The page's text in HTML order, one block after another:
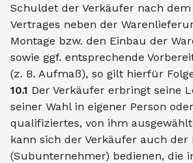
Schuldet der Verkäufer nach
Vertrages neben der
Montage bzw. den Einbau der
sowie ggf. entsprechende
(z. B. Aufmaß), so gilt hierfür
10.1 Der Verkäufer erbringt seine
seiner Wahl in eigener Person
qualifiziertes, von ihm
kann sich der Verkäufer auch
(Subunternehmer) bedienen, die